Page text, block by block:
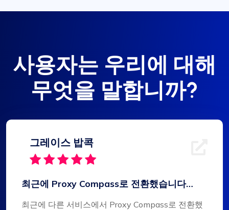
사용자는 우리에 대해
무엇을 말합니까?
그레이스 밥콕
최근에 Proxy Compass로 전환했습니다…
최근에 다른 서비스에서 Proxy Compass로 전환했